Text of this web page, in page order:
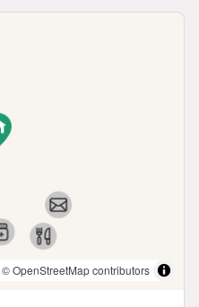
© OpenStreetMap contributors